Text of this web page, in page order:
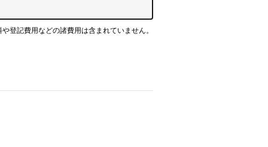
登記費用などの諸費用は含まれていません。